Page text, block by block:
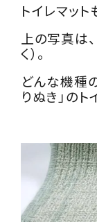
トイレマット
上の写真は
く）。
どんな機種
りぬき」のト